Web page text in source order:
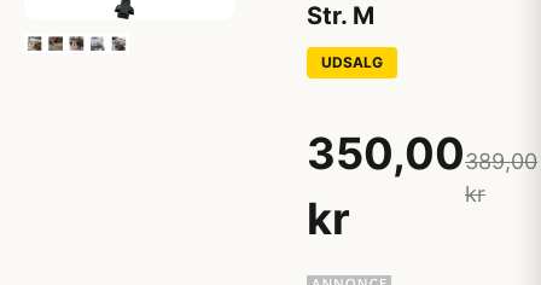
Str. M
UDSALG
350,00
kr
389,00
kr